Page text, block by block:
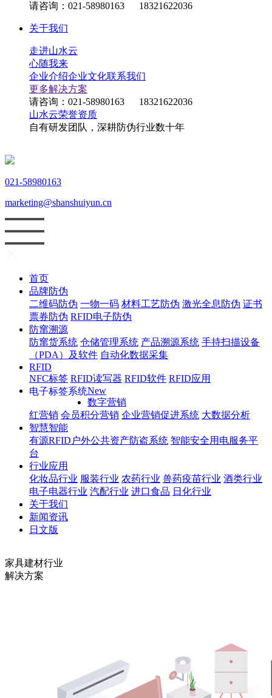
请咨询：021-58980163 18321622036
关于我们
走进山水云
心随我来
企业介绍企业文化联系我们
更多解决方案
请咨询：021-58980163 18321622036
山水云荣誉资质
自有研发团队，深耕防伪行业数十年
021-58980163
marketing@shanshuiyun.cn
首页
品牌防伪
二维码防伪 一物一码 材料工艺防伪 激光全息防伪 证书
票券防伪 RFID电子防伪
防窜溯源
防窜货系统 仓储管理系统 产品溯源系统 手持扫描设备
（PDA）及软件 自动化数据采集
RFID
NFC标签 RFID读写器 RFID软件 RFID应用
电子标签系统New
数字营销
红营销 会员积分营销 企业营销促进系统 大数据分析
智慧智能
有源RFID户外公共资产防盗系统 智能安全用电服务平
台
行业应用
化妆品行业 服装行业 农药行业 兽药疫苗行业 酒类行业
电子电器行业 汽配行业 进口食品 日化行业
关于我们
新闻资讯
日文版
家具建材行业
解决方案